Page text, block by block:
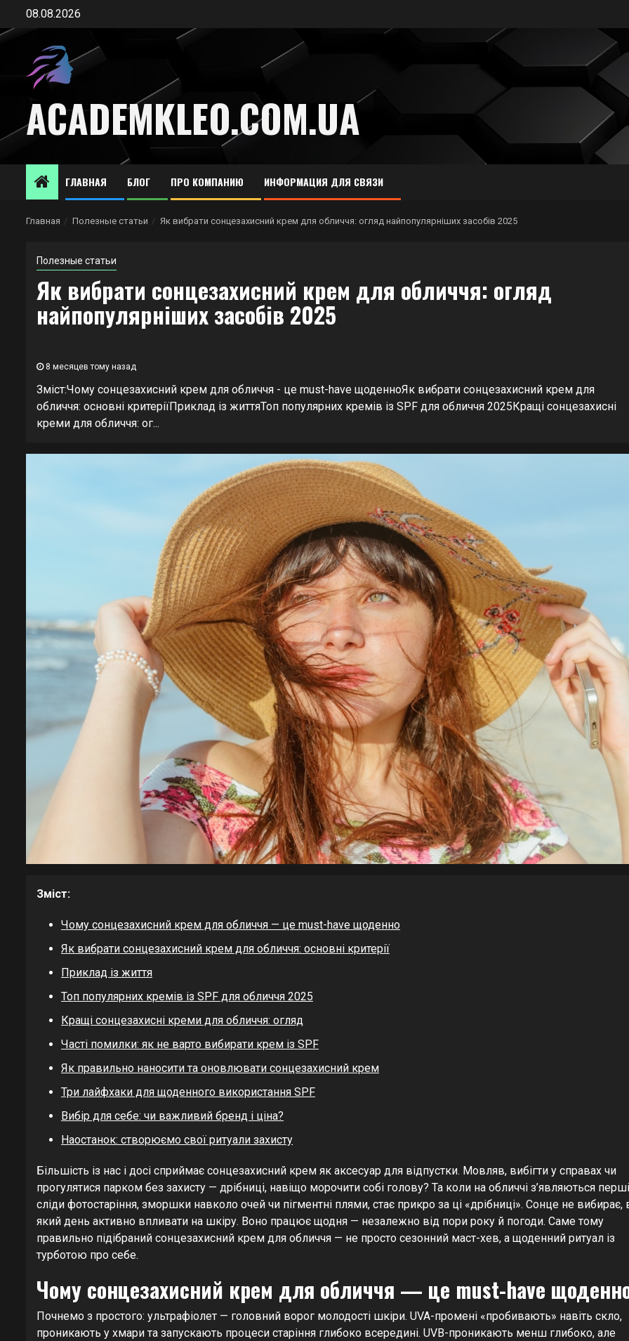
Перейти08.08.2026
ACADEMKLEO.COM.UA
ГЛАВНАЯ БЛОГ ПРО КОМПАНИЮ ИНФОРМАЦИЯ ДЛЯ СВЯЗИ
Главная Полезные статьи Як вибрати сонцезахисний крем для обличчя: огляд найпопулярніших засобів 2025
Полезные статьи
Як вибрати сонцезахисний крем для обличчя: огляд
найпопулярніших засобів 2025
8 месяцев тому назад
Зміст:Чому сонцезахисний крем для обличчя - це must-have щоденноЯк вибрати сонцезахисний крем для
обличчя: основні критеріїПриклад із життяТоп популярних кремів із SPF для обличчя 2025Кращі сонцезахисні
креми для обличчя: ог...
Зміст:
Чому сонцезахисний крем для обличчя — це must-have щоденно
Як вибрати сонцезахисний крем для обличчя: основні критерії
Приклад із життя
Топ популярних кремів із SPF для обличчя 2025
Кращі сонцезахисні креми для обличчя: огляд
Часті помилки: як не варто вибирати крем із SPF
Як правильно наносити та оновлювати сонцезахисний крем
Три лайфхаки для щоденного використання SPF
Вибір для себе: чи важливий бренд і ціна?
Наостанок: створюємо свої ритуали захисту
Більшість із нас і досі сприймає сонцезахисний крем як аксесуар для відпустки. Мовляв, вибігти у справах чи
прогулятися парком без захисту — дрібниці, навіщо морочити собі голову? Та коли на обличчі з’являються перші
сліди фотостаріння, зморшки навколо очей чи пігментні плями, стає прикро за ці «дрібниці». Сонце не вибирає,
який день активно впливати на шкіру. Воно працює щодня — незалежно від пори року й погоди. Саме тому
правильно підібраний сонцезахисний крем для обличчя — не просто сезонний маст-хев, а щоденний ритуал із
турботою про себе.
Чому сонцезахисний крем для обличчя — це must-have
Почнемо з простого: ультрафіолет — головний ворог молодості шкіри. UVA-промені «пробивають» навіть скло,
проникають у хмари та запускають процеси старіння глибоко всередині. UVB-проникають менш глибоко, але